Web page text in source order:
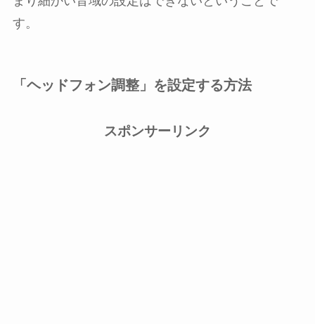
す。
「ヘッドフォン調整」を設定する方法
スポンサーリンク